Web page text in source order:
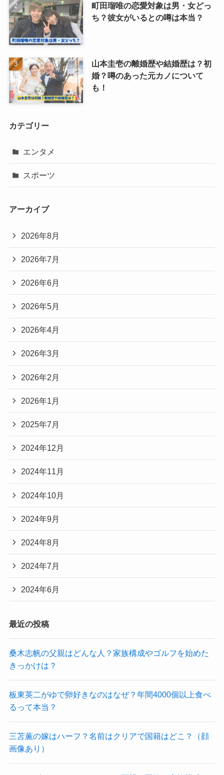
町田瑠唯の恋愛対象は男・女どっ
ち？彼女がいるとの噂は本当？
山本圭壱の離婚歴や結婚歴は？初
婚？噂のあった元カノについて
も！
カテゴリー
エンタメ
スポーツ
アーカイブ
2026年8月
2026年7月
2026年6月
2026年5月
2026年4月
2026年3月
2026年2月
2026年1月
2025年7月
2024年12月
2024年11月
2024年10月
2024年9月
2024年8月
2024年7月
2024年6月
最近の投稿
桑木志帆の父親はどんな人？家族構成やゴルフを始めた
きっかけは？
板東英二がゆで卵好きなのはなぜ？年間4000個以上食べ
るって本当？
三苫薫の嫁はハーフ？名前はクリアで国籍はどこ？（顔
画像あり）